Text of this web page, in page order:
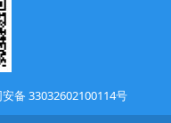
备 33032602100114号